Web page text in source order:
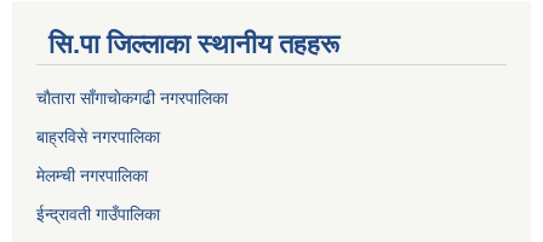
सि.पा जिल्लाका स्थानीय तहहरू
चाैतारा साँगाचाेकगढी नगरपालिका
बाह्रविसे नगरपालिका
मेलम्ची नगरपालिका
ईन्द्रावती गाउँपालिका